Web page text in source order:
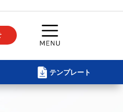
テンプレート